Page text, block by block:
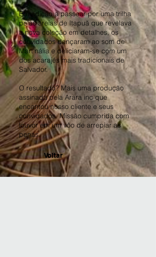
Em adição a passear por uma trilha
pelas areias de Itapuã que revelava
a nova coleção em detalhes, os
convidados dançaram ao som de
Mart'nália e deliciaram-se com um
dos acarajés mais tradicionais de
Salvador.
O resultado? Mais uma produção
assinada pela Arara inc que
encantou nosso cliente e seus
convidados. Missão cumprida com
louvor em um vôo de arrepiar as
penas.
Voltar